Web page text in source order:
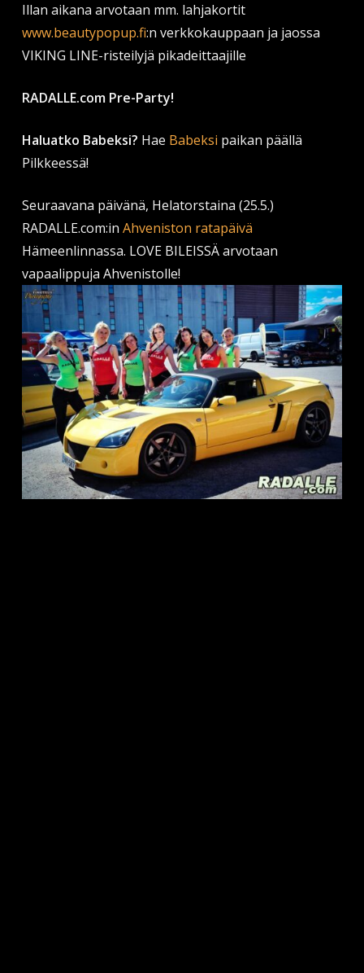
Illan aikana arvotaan mm. lahjakortit
www.beautypopup.fi:n verkkokauppaan ja jaossa
VIKING LINE-risteilyjä pikadeittaajille
RADALLE.com Pre-Party!
Haluatko Babeksi? Hae Babeksi paikan päällä
Pilkkeessä!
Seuraavana päivänä, Helatorstaina (25.5.)
RADALLE.com:in Ahveniston ratapäivä
Hämeenlinnassa. LOVE BILEISSÄ arvotaan
vapaalippuja Ahvenistolle!